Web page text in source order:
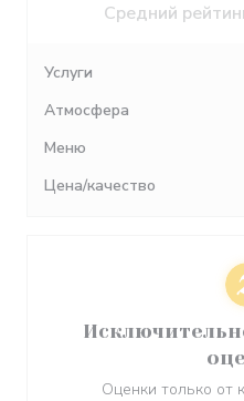
Средний
Услуги
Атмосфера
Меню
Цена/качество
Оценки только от